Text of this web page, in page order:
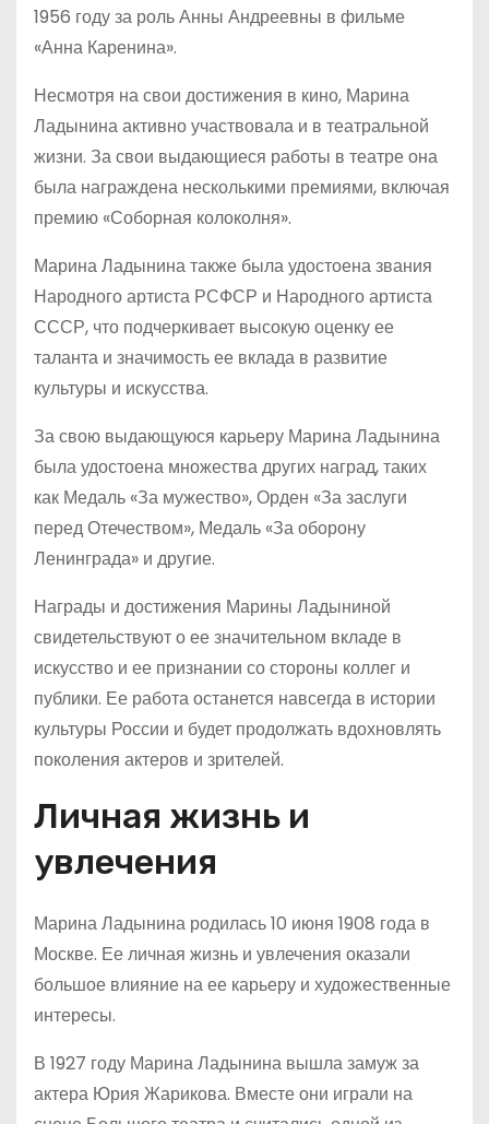
1956 году за роль Анны Андреевны в фильме
«Анна Каренина».
Несмотря на свои достижения в кино, Марина
Ладынина активно участвовала и в театральной
жизни. За свои выдающиеся работы в театре она
была награждена несколькими премиями, включая
премию «Соборная колоколня».
Марина Ладынина также была удостоена звания
Народного артиста РСФСР и Народного артиста
СССР, что подчеркивает высокую оценку ее
таланта и значимость ее вклада в развитие
культуры и искусства.
За свою выдающуюся карьеру Марина Ладынина
была удостоена множества других наград, таких
как Медаль «За мужество», Орден «За заслуги
перед Отечеством», Медаль «За оборону
Ленинграда» и другие.
Награды и достижения Марины Ладыниной
свидетельствуют о ее значительном вкладе в
искусство и ее признании со стороны коллег и
публики. Ее работа останется навсегда в истории
культуры России и будет продолжать вдохновлять
поколения актеров и зрителей.
Личная жизнь и
увлечения
Марина Ладынина родилась 10 июня 1908 года в
Москве. Ее личная жизнь и увлечения оказали
большое влияние на ее карьеру и художественные
интересы.
В 1927 году Марина Ладынина вышла замуж за
актера Юрия Жарикова. Вместе они играли на